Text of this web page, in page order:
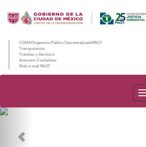
CDMX/Organismo Público Descentralizado/PAOT
Transparencia
Trámites y Servicios
Atención Ciudadana
Web e-mail PAOT